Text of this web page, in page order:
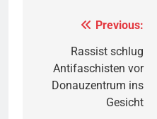
Previous:
Rassist schlug
Antifaschisten vor
Donauzentrum ins
Gesicht